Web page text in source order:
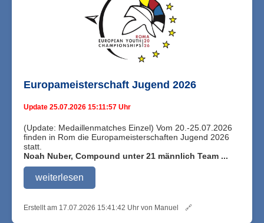
Europameisterschaft Jugend 2026
Update 25.07.2026 15:11:57 Uhr
(Update: Medaillenmatches Einzel) Vom 20.-25.07.2026
finden in Rom die Europameisterschaften Jugend 2026
statt.
Noah Nuber, Compound unter 21 männlich Team ...
weiterlesen
Erstellt am 17.07.2026 15:41:42 Uhr von Manuel 🔗